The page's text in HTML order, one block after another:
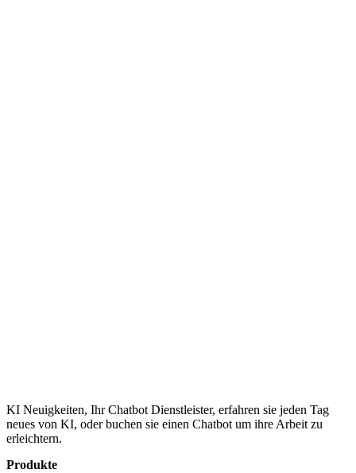
KI Neuigkeiten, Ihr Chatbot Dienstleister, erfahren sie jeden Tag
neues von KI, oder buchen sie einen Chatbot um ihre Arbeit zu
erleichtern.
Produkte